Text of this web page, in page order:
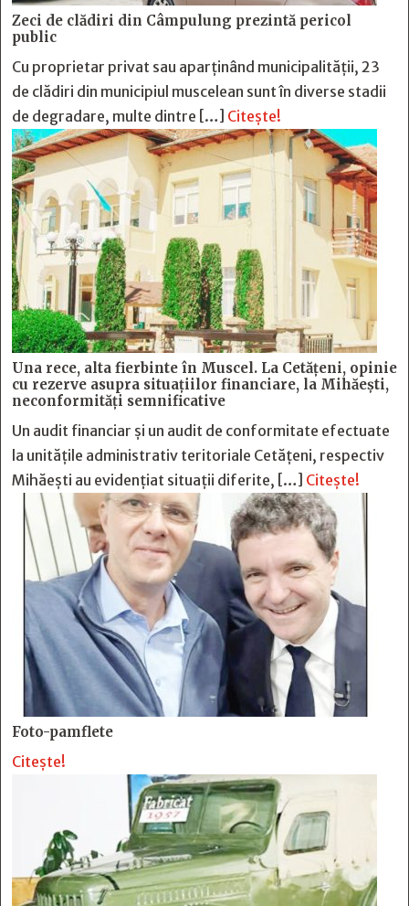
Zeci de clădiri din Câmpulung prezintă pericol
public
Cu proprietar privat sau aparținând municipalității, 23
de clădiri din municipiul muscelean sunt în diverse stadii
de degradare, multe dintre […] Citește!
Una rece, alta fierbinte în Muscel. La Cetăţeni, opinie
cu rezerve asupra situaţiilor financiare, la Mihăeşti,
neconformităţi semnificative
Un audit financiar și un audit de conformitate efectuate
la unitățile administrativ teritoriale Cetățeni, respectiv
Mihăești au evidențiat situații diferite, […] Citește!
Foto-pamflete
Citește!